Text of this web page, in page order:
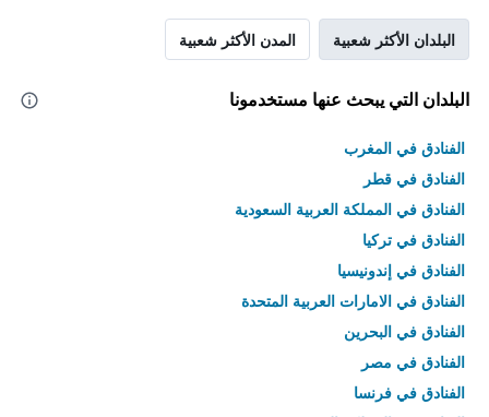
البلدان الأكثر شعبية المدن الأكثر شعبية
البلدان التي يبحث عنها مستخدمونا
الفنادق في المغرب
الفنادق في قطر
الفنادق في المملكة العربية السعودية
الفنادق في تركيا
الفنادق في إندونيسيا
الفنادق في الامارات العربية المتحدة
الفنادق في البحرين
الفنادق في مصر
الفنادق في فرنسا